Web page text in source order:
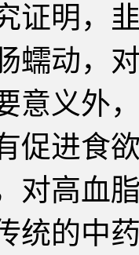
证明，
蠕动，
意义外
促进食
对高血
统的中